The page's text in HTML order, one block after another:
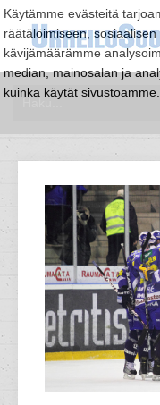
Käytämme evästeitä
räätälöimiseen,
kävijämäärämme
median, mainosalan ja
kuinka käytät sivustoamme.